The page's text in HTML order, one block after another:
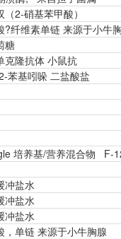
（2-硝基苯甲酸）
?纤维素单链 来源于小牛
糖
克隆抗体 小鼠抗
苯基吲哚 二盐酸盐
培养基/营养混合物 F-
冲盐水
冲盐水
冲盐水
，单链 来源于小牛胸腺